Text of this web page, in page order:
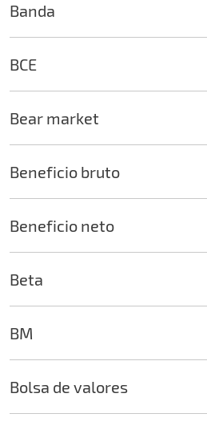
Banda
BCE
Bear market
Beneficio bruto
Beneficio neto
Beta
BM
Bolsa de valores